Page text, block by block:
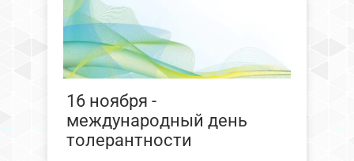
16 ноября -
международный день
толерантности